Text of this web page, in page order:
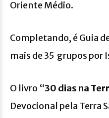
Oriente Médio.
Completando, é Guia
mais de 35 grupos por
O livro “30 dias na
Devocional pela Terra